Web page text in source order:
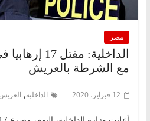
مصر
الداخلية:
مع الشرطة بالعريش
12 فبراير، 2020 الداخلية, العريش